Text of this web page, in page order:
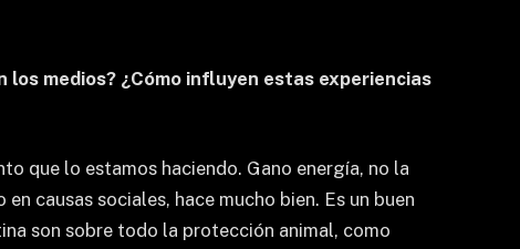
medios? ¿Cómo influyen estas experiencias
que lo estamos haciendo. Gano energía, no la
causas sociales, hace mucho bien. Es un buen
son sobre todo la protección animal, como